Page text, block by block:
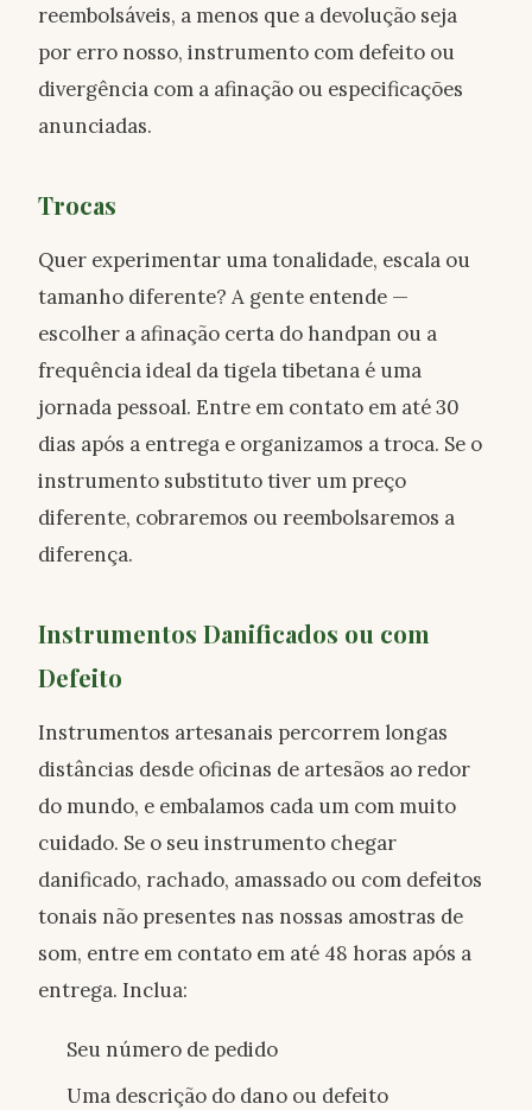
reembolsáveis, a menos que a devolução seja
por erro nosso, instrumento com defeito ou
divergência com a afinação ou especificações
anunciadas.
Trocas
Quer experimentar uma tonalidade, escala ou
tamanho diferente? A gente entende —
escolher a afinação certa do handpan ou a
frequência ideal da tigela tibetana é uma
jornada pessoal. Entre em contato em até 30
dias após a entrega e organizamos a troca. Se o
instrumento substituto tiver um preço
diferente, cobraremos ou reembolsaremos a
diferença.
Instrumentos Danificados ou com
Defeito
Instrumentos artesanais percorrem longas
distâncias desde oficinas de artesãos ao redor
do mundo, e embalamos cada um com muito
cuidado. Se o seu instrumento chegar
danificado, rachado, amassado ou com defeitos
tonais não presentes nas nossas amostras de
som, entre em contato em até 48 horas após a
entrega. Inclua:
Seu número de pedido
Uma descrição do dano ou defeito